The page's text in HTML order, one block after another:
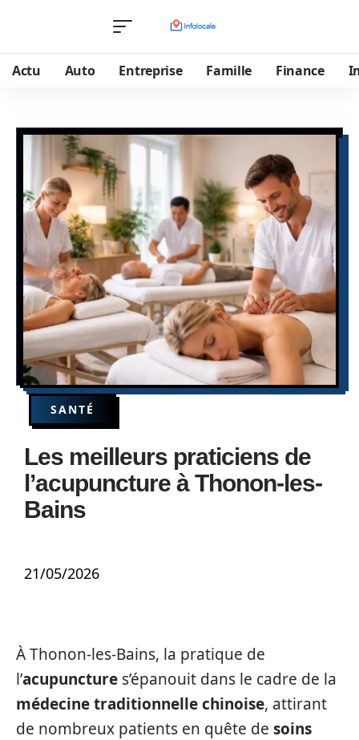
Actu Auto Entreprise Famille Finance
SANTÉ
Les meilleurs praticiens de
l’acupuncture à Thonon-les-
Bains
21/05/2026
À Thonon-les-Bains, la pratique de
l’acupuncture s’épanouit dans le cadre de la
médecine traditionnelle chinoise, attirant
de nombreux patients en quête de soins